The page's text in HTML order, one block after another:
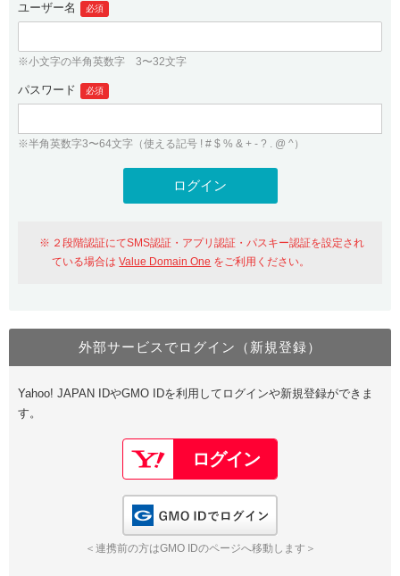
.jpドメインバックオーダー
プレミアムドメイン
人気ドメインの種類
WHOIS検索
紹介制度
バリュードメインAPI
ドメイン・ホスティングOEM
ログイン
従来のバリュードメインをご利用希望の方
Value Domainにログイン
おすすめ One レンタルサーバーを含む最新の機能を使う方
Value Domain Oneにログイン
Google
GMO ID Amazon
※AmazonはValue Domain Oneのログイン画面へ遷移します
ユーザー登録
Value Domain Oneアカウント作成
以下でも登録可能
Google Yahoo!
GMO ID
ユーザー名 必須
※小文字の半角英数字 3〜32文字
パスワード 必須
※半角英数字3〜64文字（使える記号 ! # $ % & + - ? . @ ^）
２段階認証にてSMS認証・アプリ認証・パスキー認証を設定され
ている場合はValue Domain One をご利用ください。
外部サービスでログイン（新規登録）
Yahoo! JAPAN IDやGMO IDを利用してログインや新規登録ができま
す。
＜連携前の方はGMO IDのページへ移動します＞